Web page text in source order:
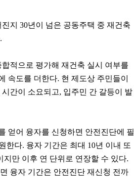
지 30년이 넘은 공동주택 중 재건축
적으로 평가해 재건축 실시 여부를
속도를 더한다. 현 제도상 주민들이
간이 소요되고, 입주민 간 갈등이 발
얻어 융자를 신청하면 안전진단에 필
한다. 융자 기간은 최대 10년 이내 또
만 이후 연 단위로 연장할 수 있다.
융자 기간은 안전진단 재신청 전까